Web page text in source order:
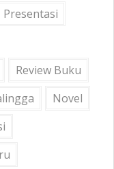
Presentasi
Review Buku
Novel